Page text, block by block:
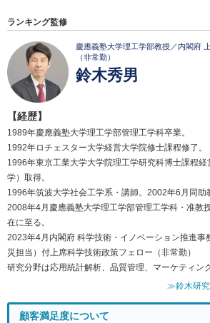
ランキング監修
慶應義塾大学理工学部教授／内閣府
（非常勤）
鈴木秀男
【経歴】
1989年慶應義塾大学理工学部管理工学科卒業。
1992年ロチェスター大学経営大学院修士課程修了。
1996年東京工業大学大学院理工学研究科博士課程
学）取得。
1996年筑波大学社会工学系・講師。2002年6月同助
2008年4月慶應義塾大学理工学部管理工学科・准教
在に至る。
2023年4月内閣府 科学技術・イノベーション推進事
災担当）付上席科学技術政策フェロー（非常勤）
研究分野は応用統計解析、品質管理、マーケティング
≫鈴木研究
顧客満足度について